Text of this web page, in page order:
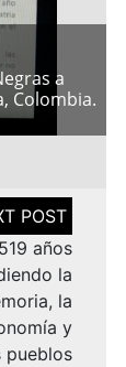
a
Colombia.
años
la
la
y
pueblos